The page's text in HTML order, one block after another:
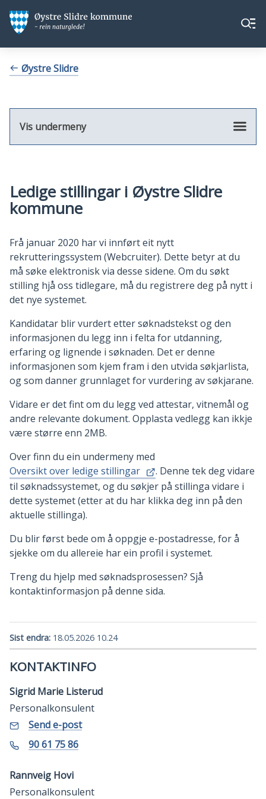
Øystre
Slidre
kommune
Øystre
Slidre
Meny
DuØystre Slidre
Vis undermeny
Ledige stillingar i Øystre Slidre
kommune
Frå januar 2020 har vi innført eit nytt
rekrutteringssystem (Webcruiter). Dette betyr at du
må søke elektronisk via desse sidene. Om du søkt
stilling hjå oss tidlegare, må du registrere deg på nytt i
det nye systemet.
Kandidatar blir vurdert etter søknadstekst og den
informasjonen du legg inn i felta for utdanning,
erfaring og lignende i søknaden. Det er denne
informasjonen som kjem fram i den utvida søkjarlista,
og som danner grunnlaget for vurdering av søkjarane.
Vidare er det fint om du legg ved attestar, vitnemål og
andre relevante dokument. Opplasta vedlegg kan ikkje
være større enn 2MB.
Over finn du ein undermeny med
Oversikt over ledige stillingar
. Denne tek deg vidare
til søknadssystemet, og du søkjer på stillinga vidare i
dette systemet (etter at du har klikka deg inn på den
aktuelle stillinga).
Du blir først bede om å oppgje e-postadresse, for å
sjekke om du allereie har ein profil i systemet.
Treng du hjelp med søknadsprosessen? Sjå
kontaktinformasjon på denne sida.
Sist endra 18.05.2026 10.24
KONTAKTINFO
Sigrid Marie Listerud
Personalkonsulent
E-
post
Send e-posttil
Sigrid
Mobil
90 61 75 86
Rannveig Hovi
Personalkonsulent